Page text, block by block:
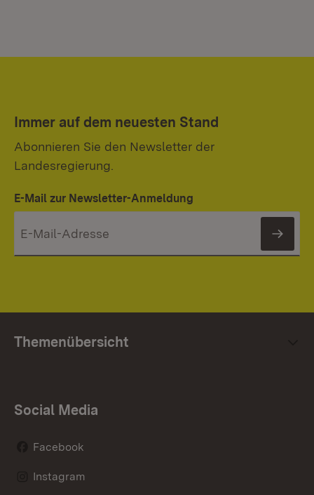
Immer auf dem neuesten Stand
Abonnieren Sie den Newsletter der
Landesregierung.
E-Mail zur Newsletter-Anmeldung
Themenübersicht
Social Media
Facebook
Instagram